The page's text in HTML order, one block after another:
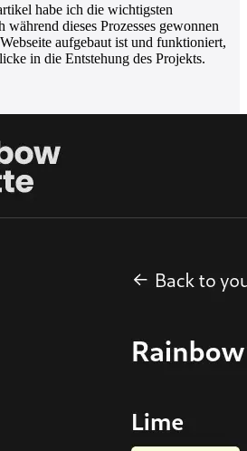
habe ich die wichtigsten
dieses Prozesses gewonnen
aufgebaut ist und funktioniert,
in die Entstehung des Projekts.